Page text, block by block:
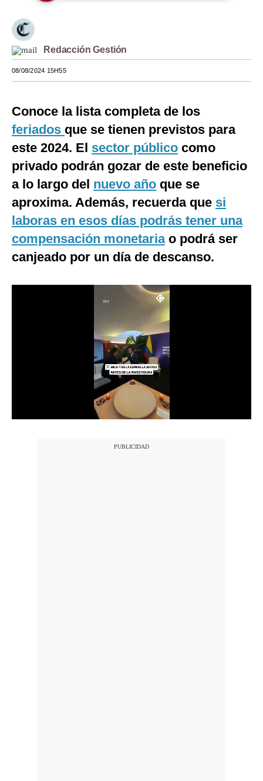
Tendencias
Lujo
Estilos
Mundo
EEUU
México
España
Internacional
Tecnología
Videos
Redacción Gestión
08/08/2024 15H55
Conoce la lista completa de los
feriados que se tienen previstos para
este 2024. El sector público como
privado podrán gozar de este beneficio
a lo largo del nuevo año que se
aproxima. Además, recuerda que si
laboras en esos días podrás tener una
compensación monetariao podrá ser
canjeado por un día de descanso.